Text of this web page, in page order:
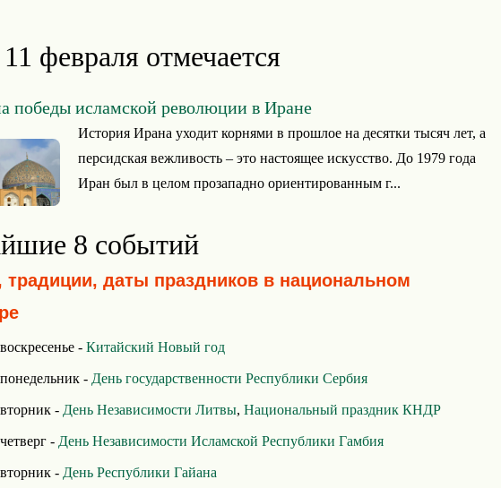
февраля отмечается
победы исламской революции в Иране
История Ирана уходит корнями в прошлое на десятки тысяч лет, а
персидская вежливость – это настоящее искусство. До 1979 года
Иран был в целом прозападно ориентированным г...
8 событий
даты праздников в национальном
- Китайский Новый год
- День государственности Республики Сербия
- День Независимости Литвы, Национальный праздник КНДР
- День Независимости Исламской Республики Гамбия
- День Республики Гайана